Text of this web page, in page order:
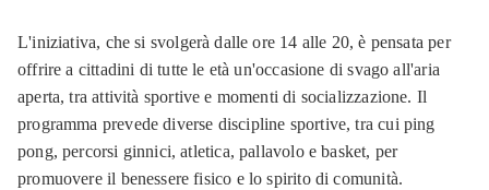
L'iniziativa, che si svolgerà dalle ore 14 alle 20, è pensata per
offrire a cittadini di tutte le età un'occasione di svago all'aria
aperta, tra attività sportive e momenti di socializzazione. Il
programma prevede diverse discipline sportive, tra cui ping
pong, percorsi ginnici, atletica, pallavolo e basket, per
promuovere il benessere fisico e lo spirito di comunità.